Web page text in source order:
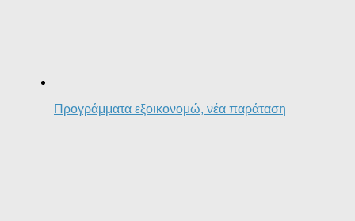
Προγράμματα εξοικονομώ, νέα παράταση